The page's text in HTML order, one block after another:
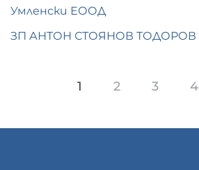
Умленски ЕООД
ЗП АНТОН СТОЯНОВ ТОДОРОВ
1 2 3 4